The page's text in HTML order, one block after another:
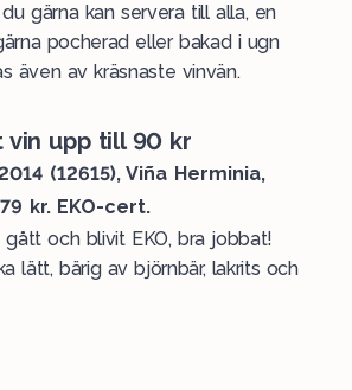
gärna kan servera till alla, en
pocherad eller bakad i ugn
även av kräsnaste vinvän.
vin upp till 90 kr
(12615), Viña Herminia,
kr. EKO-cert.
gått och blivit EKO, bra jobbat!
lätt, bärig av björnbär, lakrits och